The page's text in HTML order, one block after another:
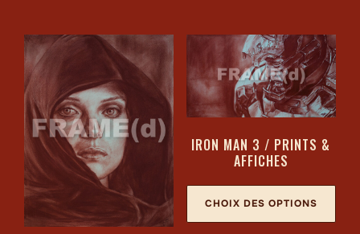
IRON MAN 3 / PRINTS &
AFFICHES
CHOIX DES OPTIONS